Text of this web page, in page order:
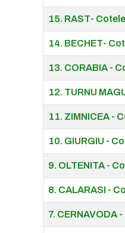
15. RAST-
14. BECHET-
13. CORABIA -
12. TURNU
11. ZIMNICEA -
10. GIURGIU -
9. OLTENITA -
8. CALARASI -
7. CERNAVODA